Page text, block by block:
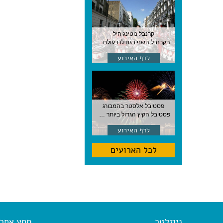
קרנבל נוטינג היל
הקרנבל השני בגודלו בעולם, עם מוזיקה, תהלוכות ותחפושות. לונדון
לדף האירוע
פסטיבל אלסטר בהמבורג
פסטיבל הקיץ הגדול ביותר בהמבורג, סוף אוגוסט, גרמניה
לדף האירוע
לכל הארועים